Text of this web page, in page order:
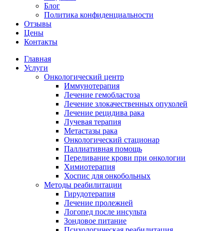
Блог
Политика конфиденциальности
Отзывы
Цены
Контакты
Главная
Услуги
Онкологический центр
Иммунотерапия
Лечение гемобластоза
Лечение злокачественных опухолей
Лечение рецидива рака
Лучевая терапия
Метастазы рака
Онкологический стационар
Паллиативная помощь
Переливание крови при онкологии
Химиотерапия
Хоспис для онкобольных
Методы реабилитации
Гирудотерапия
Лечение пролежней
Логопед после инсульта
Зондовое питание